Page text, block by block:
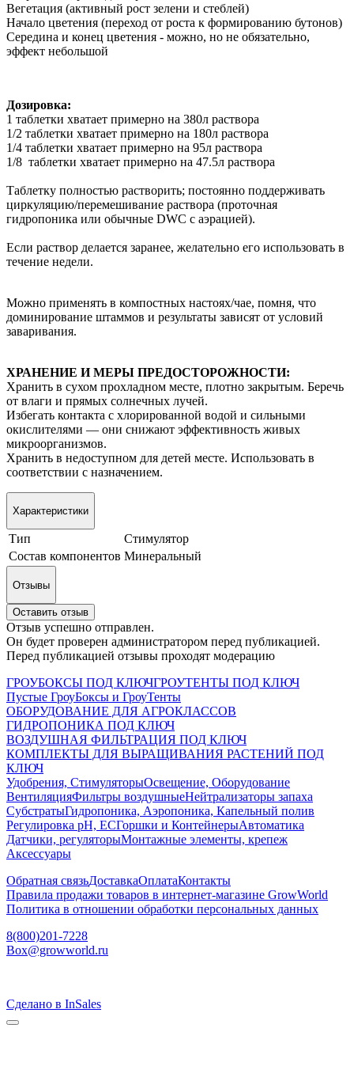
Вегетация (активный рост зелени и стеблей)
Начало цветения (переход от роста к формированию бутонов)
Середина и конец цветения - можно, но не обязательно,
эффект небольшой
Дозировка:
1 таблетки хватает примерно на 380л раствора
1/2 таблетки хватает примерно на 180л раствора
1/4 таблетки хватает примерно на 95л раствора
1/8 таблетки хватает примерно на 47.5л раствора
Таблетку полностью растворить; постоянно поддерживать
циркуляцию/перемешивание раствора (проточная
гидропоника или обычные DWC с аэрацией).
Если раствор делается заранее, желательно его использовать в
течение недели.
Можно применять в компостных настоях/чае, помня, что
доминирование штаммов и результаты зависят от условий
заваривания.
ХРАНЕНИЕ И МЕРЫ ПРЕДОСТОРОЖНОСТИ:
Хранить в сухом прохладном месте, плотно закрытым. Беречь
от влаги и прямых солнечных лучей.
Избегать контакта с хлорированной водой и сильными
окислителями — они снижают эффективность живых
микроорганизмов.
Хранить в недоступном для детей месте. Использовать в
соответствии с назначением.
Характеристики
Тип
Стимулятор
Состав компонентов Минеральный
Отзывы
Оставить отзыв
Отзыв успешно отправлен.
Он будет проверен администратором перед публикацией.
Перед публикацией отзывы проходят модерацию
ГРОУБОКСЫ ПОД КЛЮЧГРОУТЕНТЫ ПОД КЛЮЧ
Пустые ГроуБоксы и ГроуТенты
ОБОРУДОВАНИЕ ДЛЯ АГРОКЛАССОВ
ГИДРОПОНИКА ПОД КЛЮЧ
ВОЗДУШНАЯ ФИЛЬТРАЦИЯ ПОД КЛЮЧ
КОМПЛЕКТЫ ДЛЯ ВЫРАЩИВАНИЯ РАСТЕНИЙ ПОД
КЛЮЧ
Удобрения, СтимуляторыОсвещение, Оборудование
ВентиляцияФильтры воздушныеНейтрализаторы запаха
СубстратыГидропоника, Аэропоника, Капельный полив
Регулировка pH, ECГоршки и КонтейнерыАвтоматика
Датчики, регуляторыМонтажные элементы, крепеж
Аксессуары
Обратная связьДоставкаОплатаКонтакты
Правила продажи товаров в интернет-магазине GrowWorld
Политика в отношении обработки персональных данных
8(800)201-7228
Box@growworld.ru
Сделано в InSales